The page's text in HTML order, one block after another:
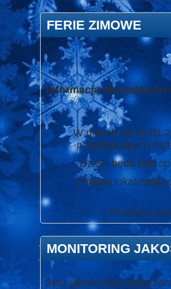
FERIE ZIMOWE
Informacja dla rodziców
W dniach od
przedszkolnych na
Dzieci będą pod
Zmiana lokalizacji
Proszę o
MONITORING
Stan jakości powietrza